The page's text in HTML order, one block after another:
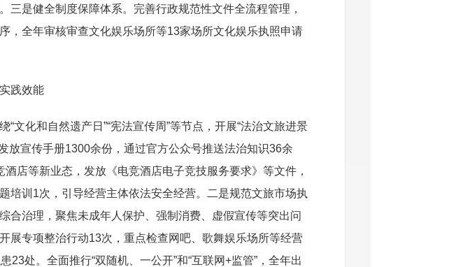
三是健全制度保障体系。完善行政规范性文件全流程管理，
，全年审核审查文化娱乐场所等13家场所文化娱乐执照申请
践效能
“文化和自然遗产日”“宪法宣传周”等节点，开展“法治文旅进景
放宣传手册1300余份，通过官方公众号推送法治知识36余
店等新业态，发放《电竞酒店电子竞技服务要求》等文件，
培训1次，引导经营主体依法安全经营。
二是规范文旅市场执
合治理，聚焦未成年人保护、强制消费、虚假宣传等突出问
展专项整治行动13次，重点检查网吧、歌舞娱乐场所等经营
23处。全面推行“双随机、一公开”和“互联网+监管”，全年出